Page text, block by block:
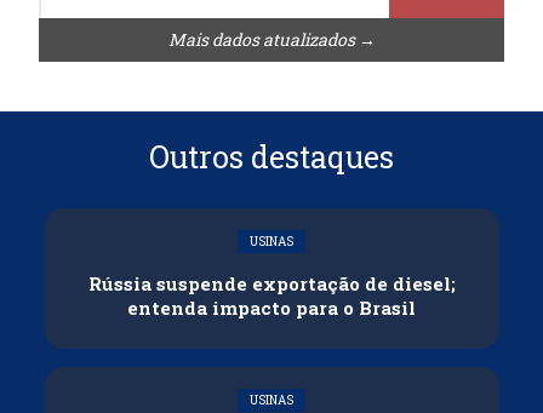
Mais dados atualizados →
Outros destaques
USINAS
Rússia suspende exportação de diesel;
entenda impacto para o Brasil
USINAS